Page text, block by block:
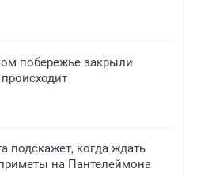
побережье закрыли
подскажет, когда ждать
на Пантелеймона